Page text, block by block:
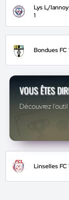
Lys L/
1
Bondues FC
VOUS ÊTES
Découvrez
Linselles FC